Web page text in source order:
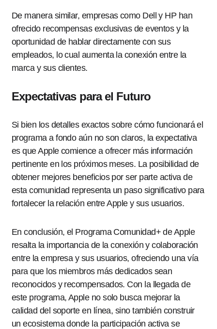
De manera similar, empresas como Dell y HP han
ofrecido recompensas exclusivas de eventos y la
oportunidad de hablar directamente con sus
empleados, lo cual aumenta la conexión entre la
marca y sus clientes.
Expectativas para el Futuro
Si bien los detalles exactos sobre cómo funcionará el
programa a fondo aún no son claros, la expectativa
es que Apple comience a ofrecer más información
pertinente en los próximos meses. La posibilidad de
obtener mejores beneficios por ser parte activa de
esta comunidad representa un paso significativo para
fortalecer la relación entre Apple y sus usuarios.
En conclusión, el Programa Comunidad+ de Apple
resalta la importancia de la conexión y colaboración
entre la empresa y sus usuarios, ofreciendo una vía
para que los miembros más dedicados sean
reconocidos y recompensados. Con la llegada de
este programa, Apple no solo busca mejorar la
calidad del soporte en línea, sino también construir
un ecosistema donde la participación activa se